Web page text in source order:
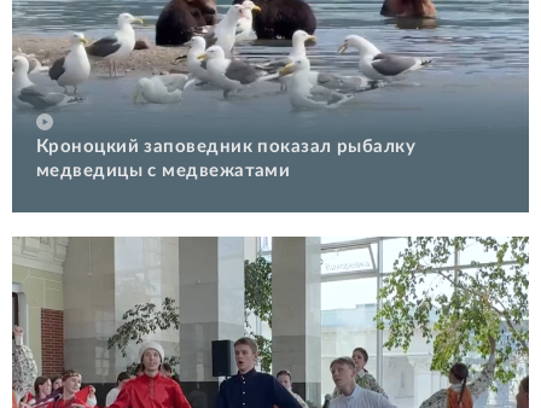
Кроноцкий заповедник показал рыбалку
медведицы с медвежатами